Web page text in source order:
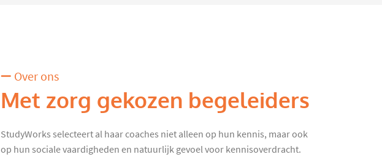
Over ons
Met zorg gekozen begeleiders
StudyWorks selecteert al haar coaches niet alleen op hun kennis, maar ook
op hun sociale vaardigheden en natuurlijk gevoel voor kennisoverdracht.